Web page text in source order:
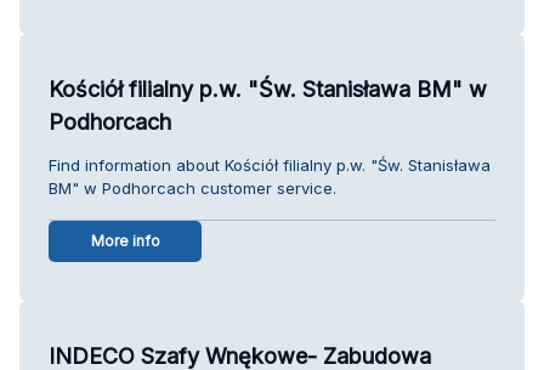
Kościół filialny p.w. "Św. Stanisława BM" w
Podhorcach
Find information about Kościół filialny p.w. "Św. Stanisława
BM" w Podhorcach customer service.
More info
INDECO Szafy Wnękowe- Zabudowa